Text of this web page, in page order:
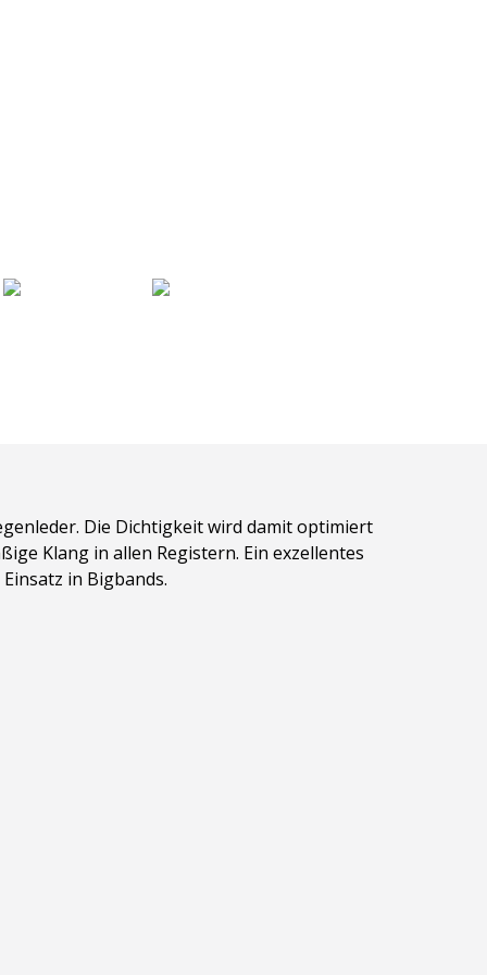
Die Dichtigkeit wird damit optimiert
Klang in allen Registern. Ein exzellentes
in Bigbands.